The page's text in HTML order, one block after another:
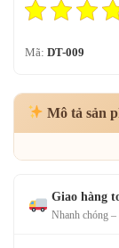
Mã: DT-009
Mô tả sản
Giao hàng
Nhanh chóng –